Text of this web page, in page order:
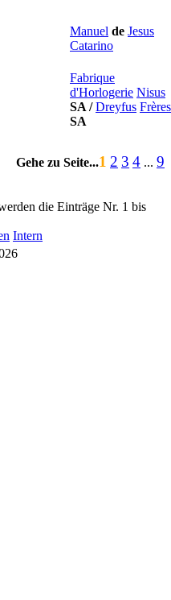
Manuel de Jesus
Catarino
Fabrique
d'Horlogerie Nisus
SA /Dreyfus Frères
SA
Gehe zu Seite...1 2 3 4 ... 9
die Einträge Nr. 1 bis
Intern